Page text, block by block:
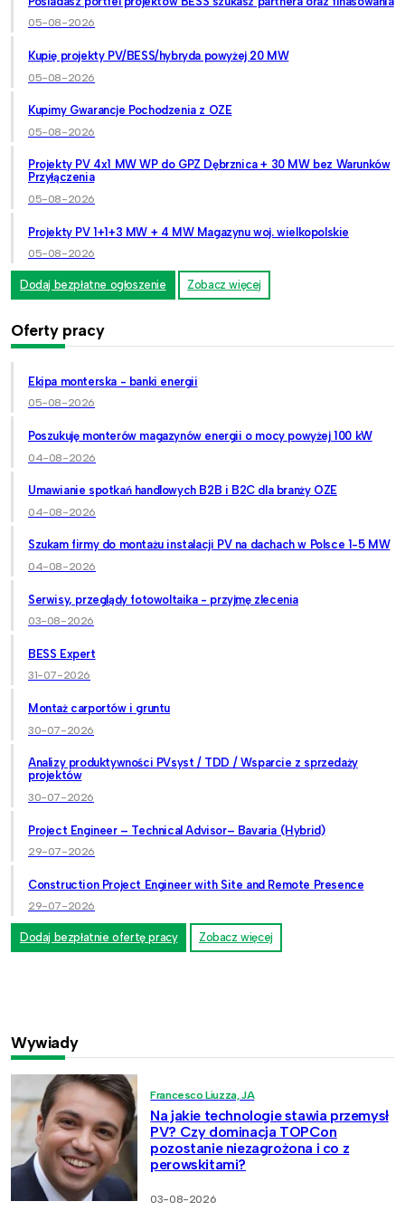
05-08-2026
Kupię projekty PV/BESS/hybryda powyżej 20 MW
05-08-2026
Kupimy Gwarancje Pochodzenia z OZE
05-08-2026
Projekty PV 4x1 MW WP do GPZ Dębrznica + 30 MW bez Warunków
Przyłączenia
05-08-2026
Projekty PV 1+1+3 MW + 4 MW Magazynu woj. wielkopolskie
05-08-2026
Dodaj bezpłatne ogłoszenie Zobacz więcej
Oferty pracy
Ekipa monterska - banki energii
05-08-2026
Poszukuję monterów magazynów energii o mocy powyżej 100 kW
04-08-2026
Umawianie spotkań handlowych B2B i B2C dla branży OZE
04-08-2026
Szukam firmy do montażu instalacji PV na dachach w Polsce 1-5 MW
04-08-2026
Serwisy, przeglądy fotowoltaika - przyjmę zlecenia
03-08-2026
BESS Expert
31-07-2026
Montaż carportów i gruntu
30-07-2026
Analizy produktywności PVsyst / TDD / Wsparcie z sprzedaży
projektów
30-07-2026
Project Engineer – Technical Advisor– Bavaria (Hybrid)
29-07-2026
Construction Project Engineer with Site and Remote Presence
29-07-2026
Dodaj bezpłatnie ofertę pracy Zobacz więcej
Wywiady
Francesco Liuzza, JA
Na jakie technologie stawia przemysł
PV? Czy dominacja TOPCon
pozostanie niezagrożona i co z
perowskitami?
03-08-2026